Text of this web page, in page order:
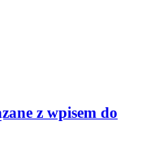
z wpisem do